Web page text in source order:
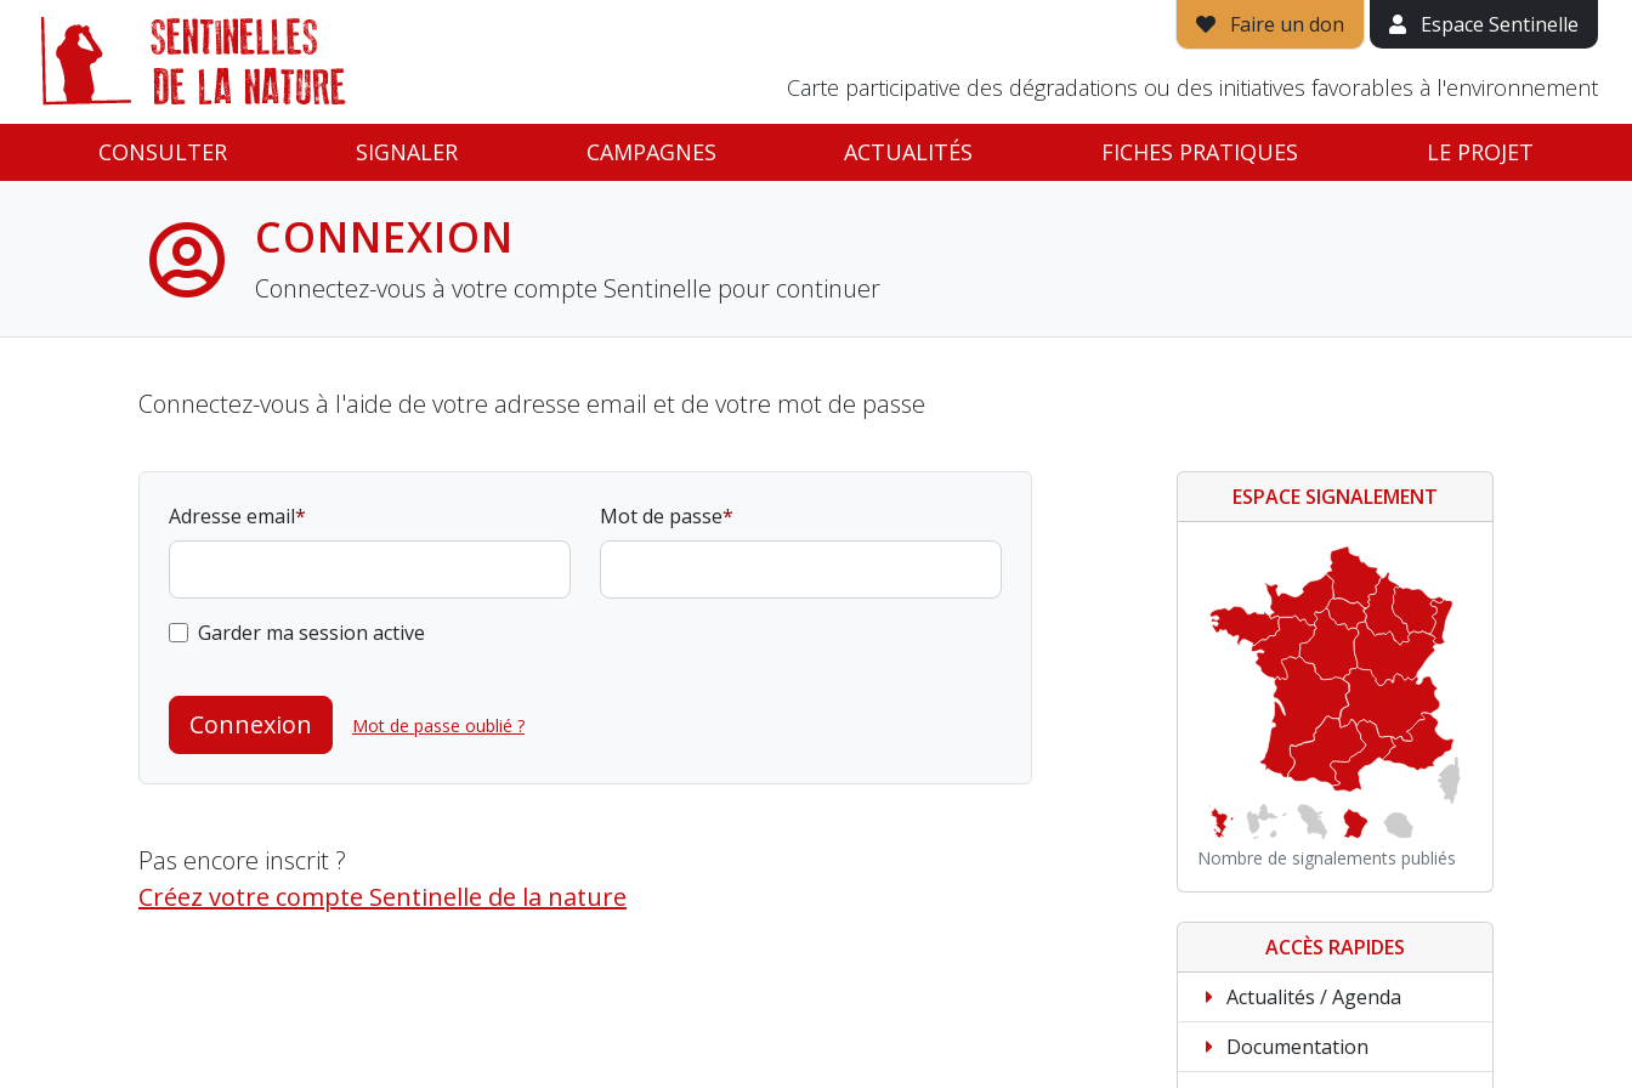
Faire un don Espace Sentinelle
Carte participative des dégradations ou des initiatives favorables à l'environnement
CONSULTER SIGNALER CAMPAGNES ACTUALITÉS FICHES PRATIQUES LE PROJET
CONNEXION
Connectez-vous à votre compte Sentinelle pour continuer
Connectez-vous à l'aide de votre adresse email et de votre mot de passe
Adresse email Mot de passe
Garder ma session active
Connexion Mot de passe oublié ?
Pas encore inscrit ?
Créez votre compte Sentinelle de la nature
ESPACE SIGNALEMENT
Nombre de signalements publiés
ACCÈS RAPIDES
Actualités / Agenda
Documentation
Panneau de gestion des cookies